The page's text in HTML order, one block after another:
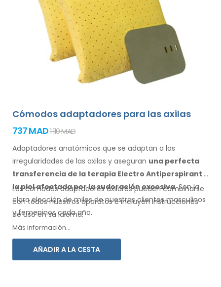
Cómodos adaptadores para las axilas
737 MAD1 110 MAD
Adaptadores anatómicos que se adaptan a las
irregularidades de las axilas y aseguran una perfecta
transferencia de la terapia Electro Antiperspirant a
la pielafectada por la sudoración excesiva. Son la
clara elección de miles de nuestros clientes masculinos
y femeninos cada año.
Los cómodos adaptadoresaxilarespueden combinarse
contodosnuestros aparatos e incluyen instrucciones
deuso en su idioma.
Más información...
AÑADIR A LA CESTA